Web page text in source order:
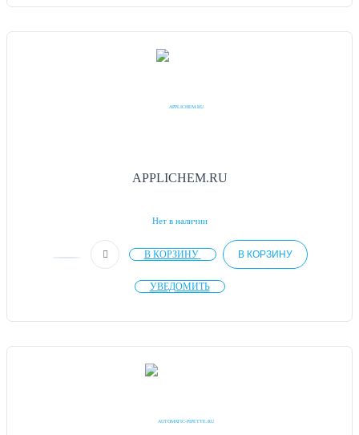
APPLICHEM.RU
Нет в наличии
В КОРЗИНУ В КОРЗИНУ
УВЕДОМИТЬ